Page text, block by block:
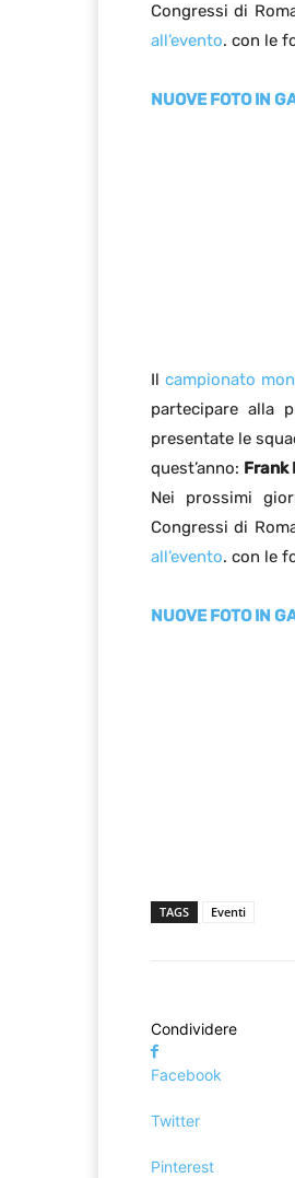
Congressi di
all’evento. con le
NUOVE FOTO IN
Il campionato
partecipare alla
presentate le
quest’anno: Frank
Nei prossimi
Congressi di
all’evento. con le
NUOVE FOTO IN
TAGS Eventi
Condividere
Facebook
Twitter
Pinterest